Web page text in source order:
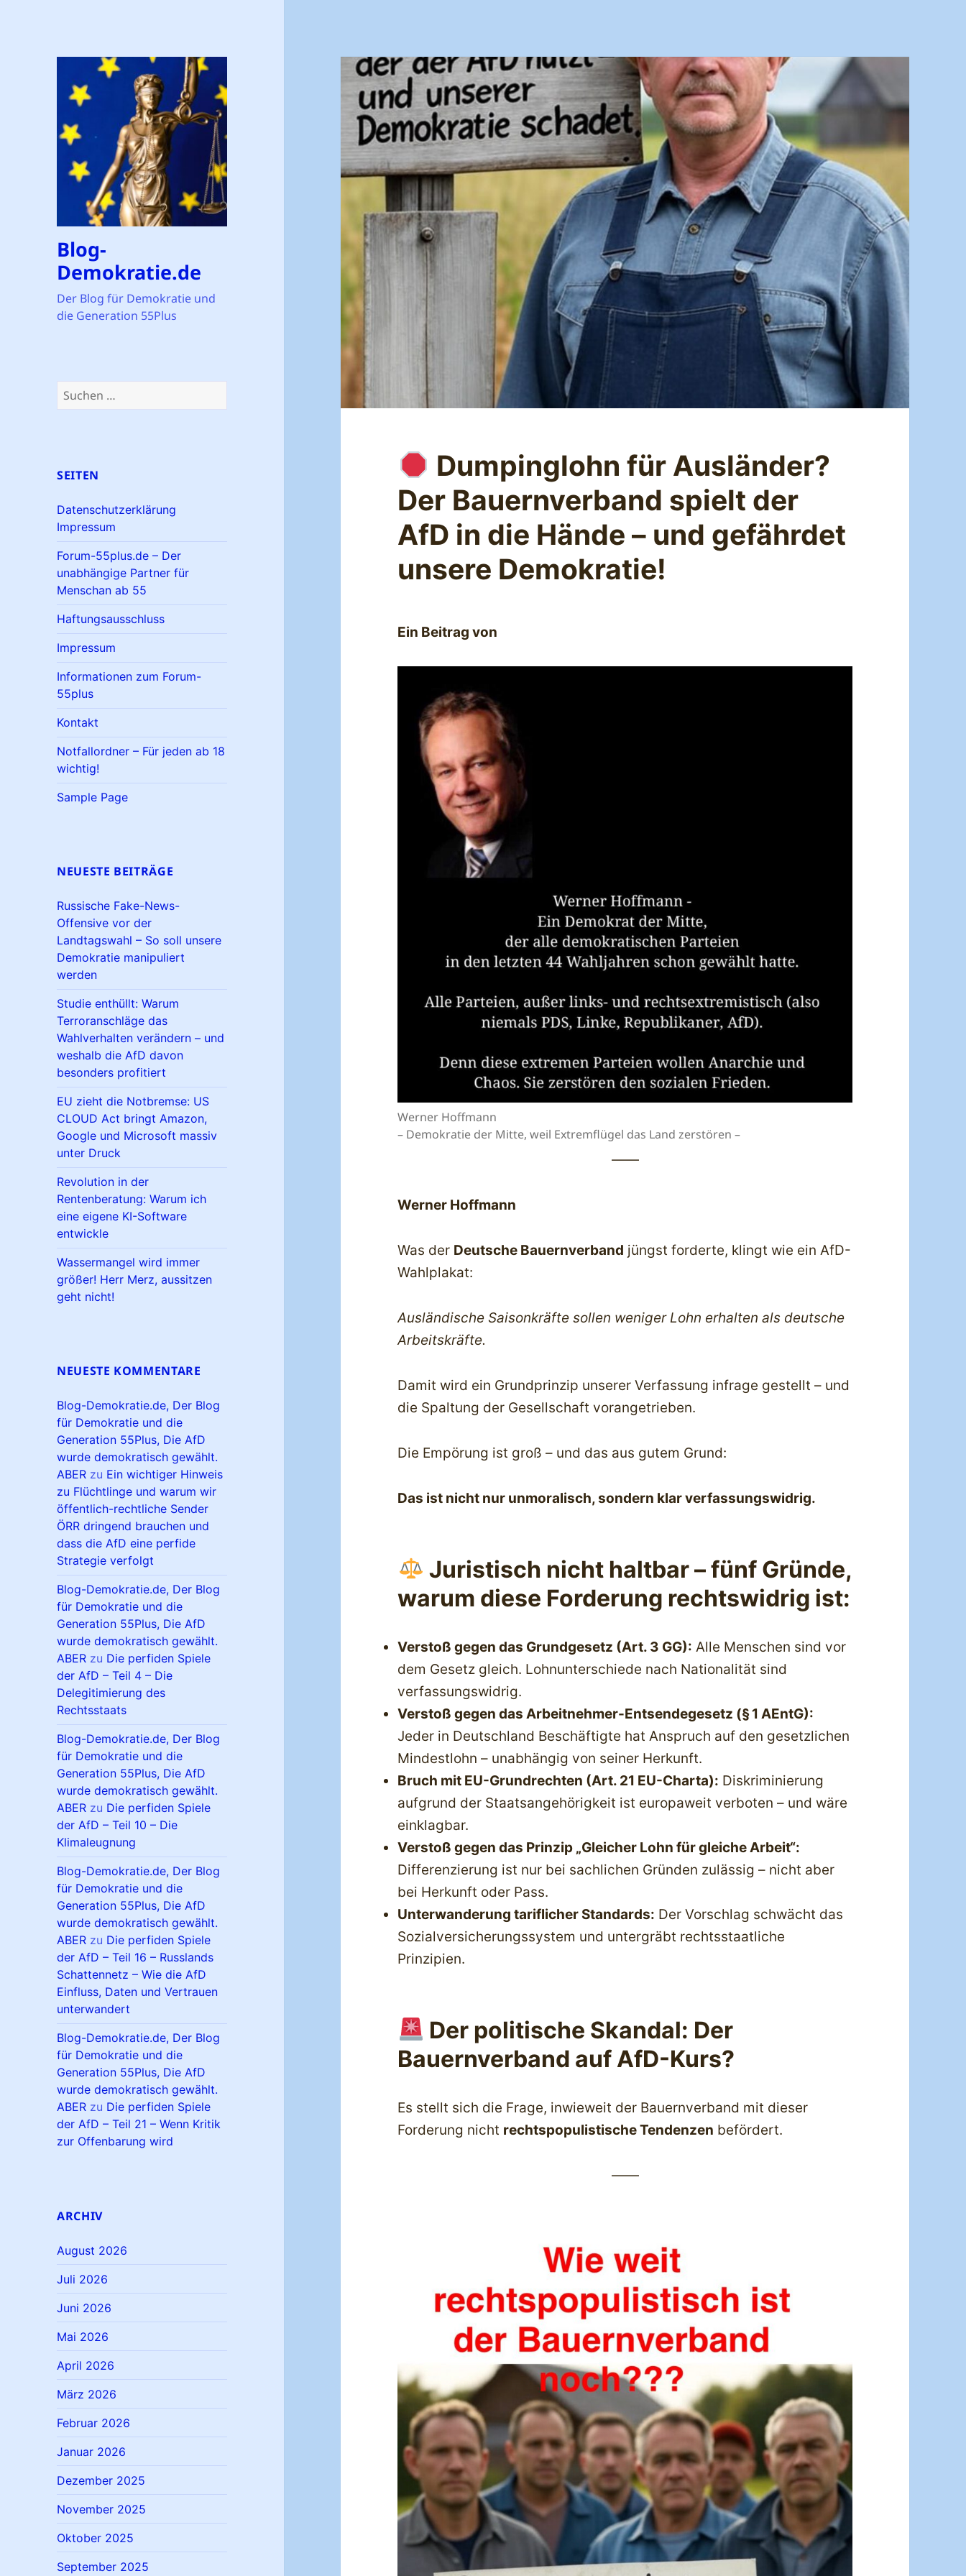
Blog-
Demokratie.de
Der Blog für Demokratie und
die Generation 55Plus
Suchen
nach:
SEITEN
Datenschutzerklärung
Impressum
Forum-55plus.de – Der
unabhängige Partner für
Menschan ab 55
Haftungsausschluss
Impressum
Informationen zum Forum-
55plus
Kontakt
Notfallordner – Für jeden ab 18
wichtig!
Sample Page
NEUESTE BEITRÄGE
Russische Fake-News-
Offensive vor der
Landtagswahl – So soll unsere
Demokratie manipuliert
werden
Studie enthüllt: Warum
Terroranschläge das
Wahlverhalten verändern – und
weshalb die AfD davon
besonders profitiert
EU zieht die Notbremse: US
CLOUD Act bringt Amazon,
Google und Microsoft massiv
unter Druck
Revolution in der
Rentenberatung: Warum ich
eine eigene KI-Software
entwickle
Wassermangel wird immer
größer! Herr Merz, aussitzen
geht nicht!
NEUESTE KOMMENTARE
Blog-Demokratie.de, Der Blog
für Demokratie und die
Generation 55Plus, Die AfD
wurde demokratisch gewählt.
ABER zu Ein wichtiger Hinweis
zu Flüchtlinge und warum wir
öffentlich-rechtliche Sender
ÖRR dringend brauchen und
dass die AfD eine perfide
Strategie verfolgt
Blog-Demokratie.de, Der Blog
für Demokratie und die
Generation 55Plus, Die AfD
wurde demokratisch gewählt.
ABER zu Die perfiden Spiele
der AfD – Teil 4 – Die
Delegitimierung des
Rechtsstaats
Blog-Demokratie.de, Der Blog
für Demokratie und die
Generation 55Plus, Die AfD
wurde demokratisch gewählt.
ABER zu Die perfiden Spiele
der AfD – Teil 10 – Die
Klimaleugnung
Blog-Demokratie.de, Der Blog
für Demokratie und die
Generation 55Plus, Die AfD
wurde demokratisch gewählt.
ABER zu Die perfiden Spiele
der AfD – Teil 16 – Russlands
Schattennetz – Wie die AfD
Einfluss, Daten und Vertrauen
unterwandert
Blog-Demokratie.de, Der Blog
für Demokratie und die
Generation 55Plus, Die AfD
wurde demokratisch gewählt.
ABER zu Die perfiden Spiele
der AfD – Teil 21 – Wenn Kritik
zur Offenbarung wird
ARCHIV
August 2026
Juli 2026
Juni 2026
Mai 2026
April 2026
März 2026
Februar 2026
Januar 2026
Dezember 2025
November 2025
Oktober 2025
September 2025
Dumpinglohn für Ausländer?
Der Bauernverband spielt der
AfD in die Hände – und gefährdet
unsere Demokratie!
Ein Beitrag von
Werner Hoffmann
– Demokratie der Mitte, weil Extremflügel das Land zerstören –
——
Werner Hoffmann
Was der Deutsche Bauernverband jüngst forderte, klingt wie ein AfD-
Wahlplakat:
Ausländische Saisonkräfte sollen weniger Lohn erhalten als deutsche
Arbeitskräfte.
Damit wird ein Grundprinzip unserer Verfassung infrage gestellt – und
die Spaltung der Gesellschaft vorangetrieben.
Die Empörung ist groß – und das aus gutem Grund:
Das ist nicht nur unmoralisch, sondern klar verfassungswidrig.
Juristisch nicht haltbar – fünf Gründe,
warum diese Forderung rechtswidrig ist:
Verstoß gegen das Grundgesetz (Art. 3 GG): Alle Menschen sind vor
dem Gesetz gleich. Lohnunterschiede nach Nationalität sind
verfassungswidrig.
Verstoß gegen das Arbeitnehmer-Entsendegesetz (§ 1 AEntG):
Jeder in Deutschland Beschäftigte hat Anspruch auf den gesetzlichen
Mindestlohn – unabhängig von seiner Herkunft.
Bruch mit EU-Grundrechten (Art. 21 EU-Charta): Diskriminierung
aufgrund der Staatsangehörigkeit ist europaweit verboten – und wäre
einklagbar.
Verstoß gegen das Prinzip „Gleicher Lohn für gleiche Arbeit“:
Differenzierung ist nur bei sachlichen Gründen zulässig – nicht aber
bei Herkunft oder Pass.
Unterwanderung tariflicher Standards: Der Vorschlag schwächt das
Sozialversicherungssystem und untergräbt rechtsstaatliche
Prinzipien.
Der politische Skandal: Der
Bauernverband auf AfD-Kurs?
Es stellt sich die Frage, inwieweit der Bauernverband mit dieser
Forderung nicht rechtspopulistische Tendenzen befördert.
——